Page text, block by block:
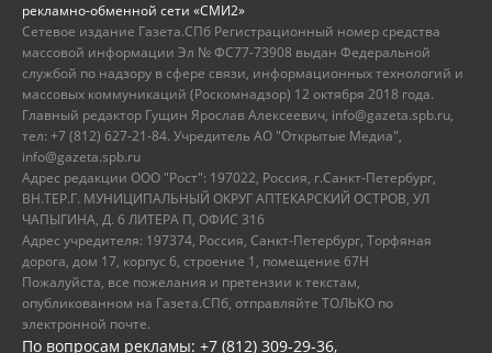
рекламно-обменной сети «СМИ2»
Сетевое издание Газета.СПб Регистрационный номер средства
массовой информации Эл № ФС77-73908 выдан Федеральной
службой по надзору в сфере связи, информационных технологий и
массовых коммуникаций (Роскомнадзор) 12 октября 2018 года.
Главный редактор Гущин Ярослав Алексеевич, info@gazeta.spb.ru,
тел: +7 (812) 627-21-84. Учредитель АО "Открытые Медиа",
info@gazeta.spb.ru
Адрес редакции ООО "Рост": 197022, Россия, г.Санкт-Петербург,
ВН.ТЕР.Г. МУНИЦИПАЛЬНЫЙ ОКРУГ АПТЕКАРСКИЙ ОСТРОВ, УЛ
ЧАПЫГИНА, Д. 6 ЛИТЕРА П, ОФИС 316
Адрес учредителя: 197374, Россия, Санкт-Петербург, Торфяная
дорога, дом 17, корпус 6, строение 1, помещение 67Н
Пожалуйста, все пожелания и претензии к текстам,
опубликованном на Газета.СПб, отправляйте ТОЛЬКО по
электронной почте.
По вопросам рекламы: +7 (812) 309-29-36,